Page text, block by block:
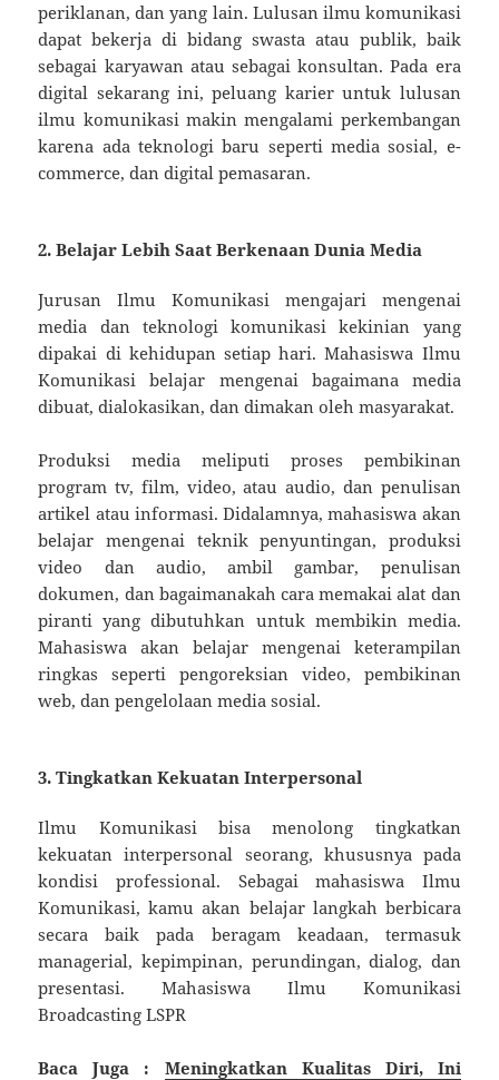
periklanan, dan yang lain. Lulusan ilmu komunikasi
dapat bekerja di bidang swasta atau publik, baik
sebagai karyawan atau sebagai konsultan. Pada era
digital sekarang ini, peluang karier untuk lulusan
ilmu komunikasi makin mengalami perkembangan
karena ada teknologi baru seperti media sosial, e-
commerce, dan digital pemasaran.
2. Belajar Lebih Saat Berkenaan Dunia Media
Jurusan Ilmu Komunikasi mengajari mengenai
media dan teknologi komunikasi kekinian yang
dipakai di kehidupan setiap hari. Mahasiswa Ilmu
Komunikasi belajar mengenai bagaimana media
dibuat, dialokasikan, dan dimakan oleh masyarakat.
Produksi media meliputi proses pembikinan
program tv, film, video, atau audio, dan penulisan
artikel atau informasi. Didalamnya, mahasiswa akan
belajar mengenai teknik penyuntingan, produksi
video dan audio, ambil gambar, penulisan
dokumen, dan bagaimanakah cara memakai alat dan
piranti yang dibutuhkan untuk membikin media.
Mahasiswa akan belajar mengenai keterampilan
ringkas seperti pengoreksian video, pembikinan
web, dan pengelolaan media sosial.
3. Tingkatkan Kekuatan Interpersonal
Ilmu Komunikasi bisa menolong tingkatkan
kekuatan interpersonal seorang, khususnya pada
kondisi professional. Sebagai mahasiswa Ilmu
Komunikasi, kamu akan belajar langkah berbicara
secara baik pada beragam keadaan, termasuk
managerial, kepimpinan, perundingan, dialog, dan
presentasi. Mahasiswa Ilmu Komunikasi
Broadcasting LSPR
Baca Juga : Meningkatkan Kualitas Diri, Ini